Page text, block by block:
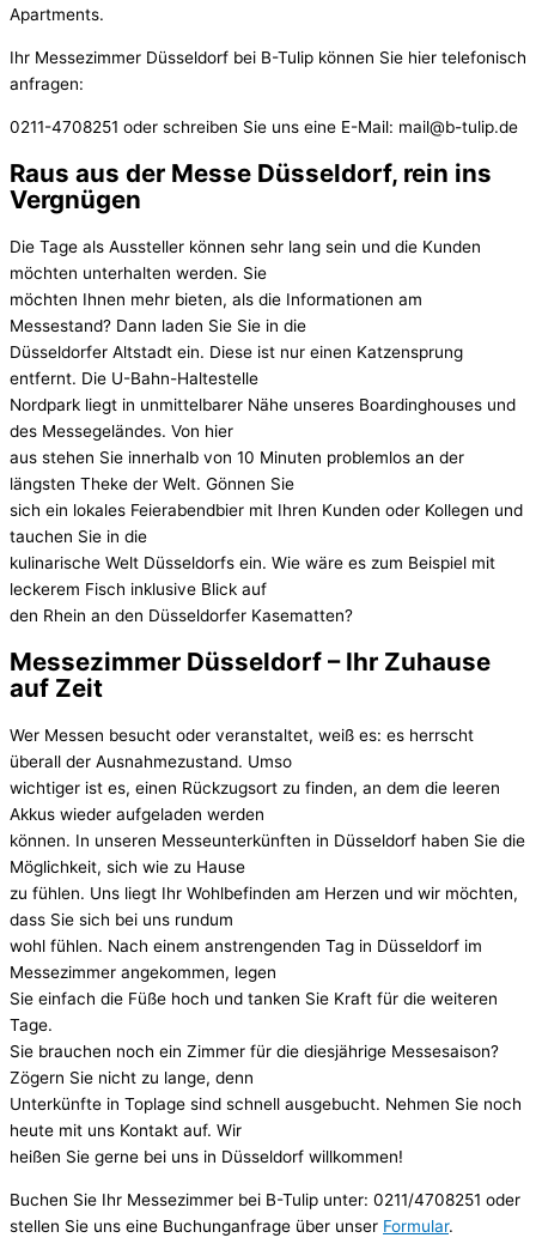
Apartments.
Ihr Messezimmer Düsseldorf bei B-Tulip können Sie hier telefonisch
anfragen:
0211-4708251 oder schreiben Sie uns eine E-Mail: mail@b-tulip.de
Raus aus der Messe Düsseldorf, rein ins
Vergnügen
Die Tage als Aussteller können sehr lang sein und die Kunden
möchten unterhalten werden. Sie
möchten Ihnen mehr bieten, als die Informationen am
Messestand? Dann laden Sie Sie in die
Düsseldorfer Altstadt ein. Diese ist nur einen Katzensprung
entfernt. Die U-Bahn-Haltestelle
Nordpark liegt in unmittelbarer Nähe unseres Boardinghouses und
des Messegeländes. Von hier
aus stehen Sie innerhalb von 10 Minuten problemlos an der
längsten Theke der Welt. Gönnen Sie
sich ein lokales Feierabendbier mit Ihren Kunden oder Kollegen und
tauchen Sie in die
kulinarische Welt Düsseldorfs ein. Wie wäre es zum Beispiel mit
leckerem Fisch inklusive Blick auf
den Rhein an den Düsseldorfer Kasematten?
Messezimmer Düsseldorf – Ihr Zuhause
auf Zeit
Wer Messen besucht oder veranstaltet, weiß es: es herrscht
überall der Ausnahmezustand. Umso
wichtiger ist es, einen Rückzugsort zu finden, an dem die leeren
Akkus wieder aufgeladen werden
können. In unseren Messeunterkünften in Düsseldorf haben Sie die
Möglichkeit, sich wie zu Hause
zu fühlen. Uns liegt Ihr Wohlbefinden am Herzen und wir möchten,
dass Sie sich bei uns rundum
wohl fühlen. Nach einem anstrengenden Tag in Düsseldorf im
Messezimmer angekommen, legen
Sie einfach die Füße hoch und tanken Sie Kraft für die weiteren
Tage.
Sie brauchen noch ein Zimmer für die diesjährige Messesaison?
Zögern Sie nicht zu lange, denn
Unterkünfte in Toplage sind schnell ausgebucht. Nehmen Sie noch
heute mit uns Kontakt auf. Wir
heißen Sie gerne bei uns in Düsseldorf willkommen!
Buchen Sie Ihr Messezimmer bei B-Tulip unter: 0211/4708251 oder
stellen Sie uns eine Buchunganfrage über unser Formular.